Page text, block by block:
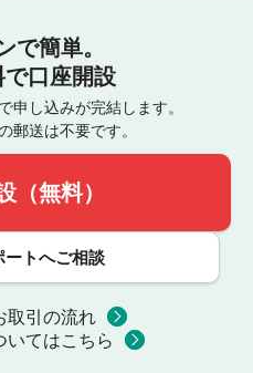
で簡単。
で口座開設
申し込みが完結します。
郵送は不要です。
（無料）
ートへご相談
取引の流れ
いてはこちら